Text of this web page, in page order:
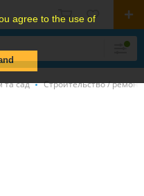
agree to the use of
та сад Строительство / ремонт